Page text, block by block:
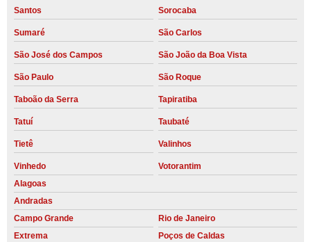
Santos Sorocaba
Sumaré São Carlos
São José dos Campos São João da Boa Vista
São Paulo São Roque
Taboão da Serra Tapiratiba
Tatuí Taubaté
Tietê Valinhos
Vinhedo
Votorantim
Alagoas
Andradas
Campo Grande
Rio de Janeiro
Extrema
Poços de Caldas